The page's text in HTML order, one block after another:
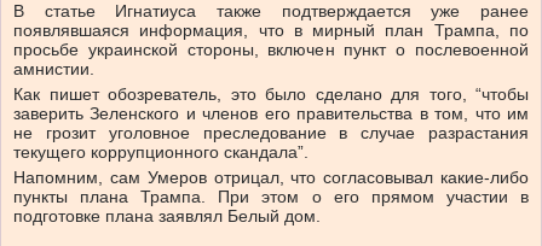
В статье Игнатиуса также подтверждается уже ранее
появлявшаяся информация, что в мирный план Трампа, по
просьбе украинской стороны, включен пункт о послевоенной
амнистии.
Как пишет обозреватель, это было сделано для того, “чтобы
заверить Зеленского и членов его правительства в том, что им
не грозит уголовное преследование в случае разрастания
текущего коррупционного скандала”.
Напомним, сам Умеров отрицал, что согласовывал какие-либо
пункты плана Трампа. При этом о его прямом участии в
подготовке плана заявлял Белый дом.